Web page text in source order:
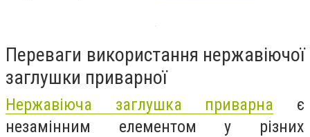
Переваги використання нержавіючої
заглушки приварної
Нержавіюча заглушка приварна є
незамінним елементом у різних